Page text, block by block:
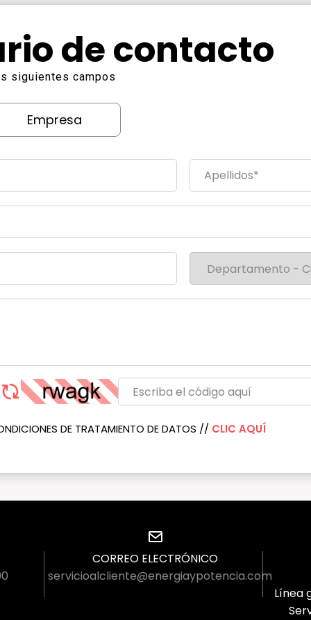
de contacto
siguientes campos
Empresa
DE TRATAMIENTO DE DATOS // CLIC AQUÍ
CORREO ELECTRÓNICO
servicioalcliente@energiaypotencia.com
Línea